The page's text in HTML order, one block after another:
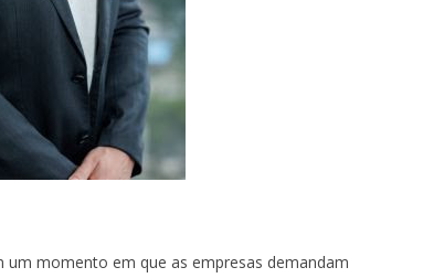
momento em que as empresas demandam